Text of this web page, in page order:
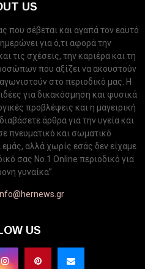
US
που σέβεται και αγαπά τον εαυτό
για ό,τι αφορά την
τις σχέσεις, την καριέρα και τη
που αξίζει να ακουστούν
στο περιοδικό μας. Η
για δικακόσμηση και φυσικά
προβλέψεις και η μαγειρική
άρθρα για την υγεία και
πνευματικό και σωματικό
εμάς, αλλά χωρίς εσάς δεν είχαμε
σας Νo.1 Online περιοδικό για
γυναίκα”.
US